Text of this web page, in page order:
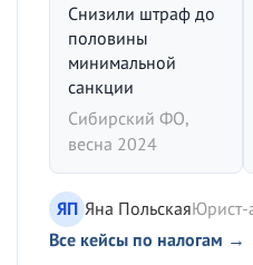
Снизили штраф до
половины
минимальной
санкции
Сибирский ФО,
весна 2024
ЯП Яна ПольскаяЮрист-
Все кейсы по налогам →